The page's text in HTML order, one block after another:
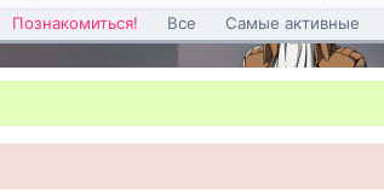
Познакомиться! Все Самые активные